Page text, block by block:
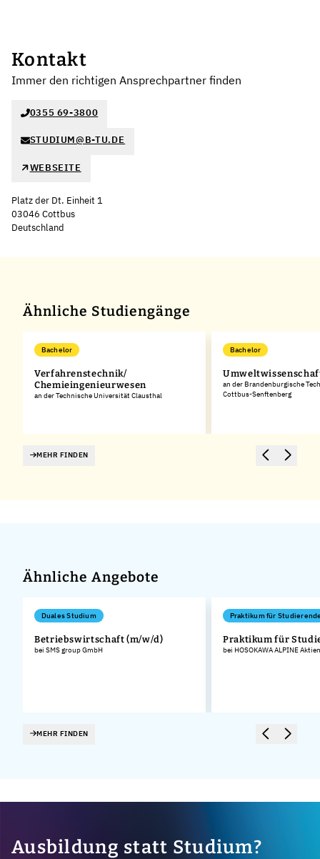
Kontakt
Immer den richtigen Ansprechpartner finden
0355 69-3800
STUDIUM@B-TU.DE
WEBSEITE
Platz der Dt. Einheit 1
03046 Cottbus
Deutschland
Ähnliche Studiengänge
Bachelor
Verfahrenstechnik/
Chemieingenieurwesen
an der Technische Universität Clausthal
Bachelor
an der Brandenburgische
Cottbus-Senftenberg
MEHR FINDEN
Ähnliche Angebote
Duales Studium
Betriebswirtschaft (m/w/d)
bei SMS group GmbH
Praktikum für
Praktikum für
bei HOSOKAWA ALPINE
MEHR FINDEN
Ausbildung statt Studium?